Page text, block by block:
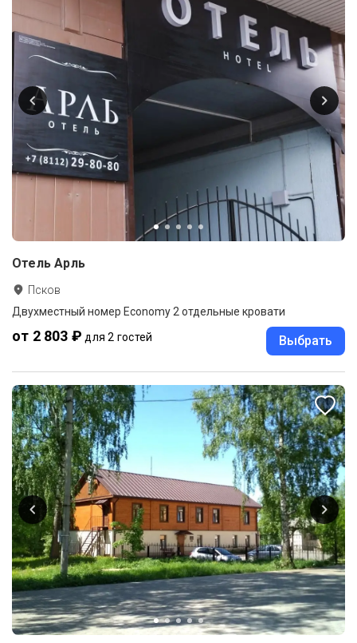
Отель Арль
Псков
Двухместный номер Economy 2 отдельные кровати
от 2 803 ₽ для 2 гостей Выбрать